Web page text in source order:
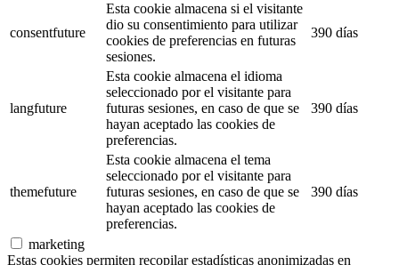
consentfuture
Esta cookie almacena si el visitante
dio su consentimiento para utilizar
cookies de preferencias en futuras
sesiones.
390 días
langfuture
Esta cookie almacena el idioma
seleccionado por el visitante para
futuras sesiones, en caso de que se
hayan aceptado las cookies de
preferencias.
390 días
themefuture
Esta cookie almacena el tema
seleccionado por el visitante para
futuras sesiones, en caso de que se
hayan aceptado las cookies de
preferencias.
390 días
marketing
Estas cookies permiten recopilar estadísticas anonimizadas en